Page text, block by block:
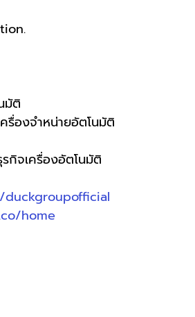
มัติ
รื่องจำหน่ายอัตโนมัติ
กิจเครื่องอัตโนมัติ
home